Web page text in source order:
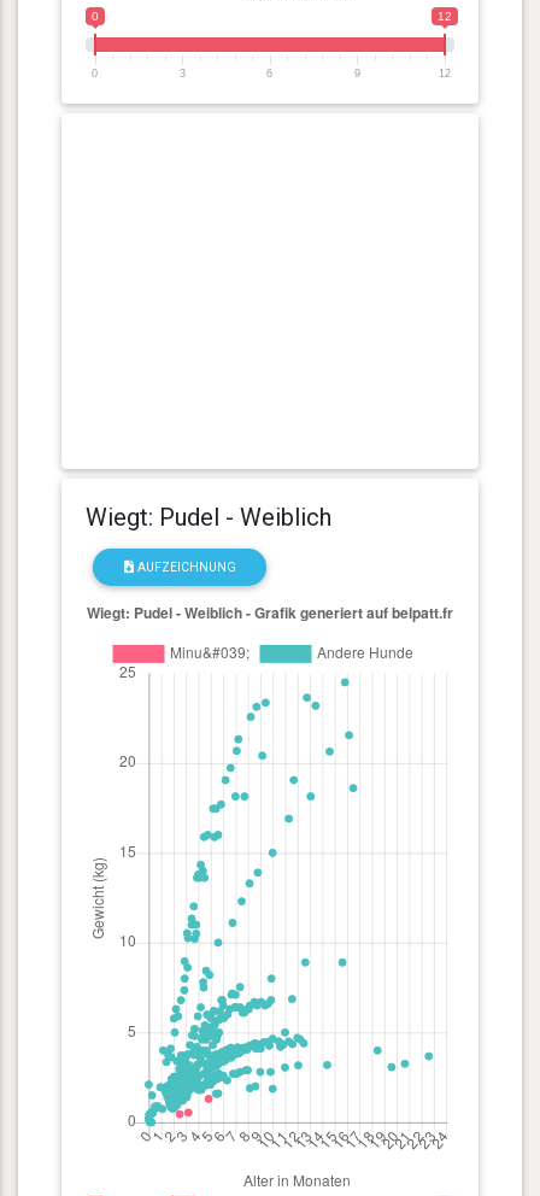
0 12
0 3 6 9 12
Wiegt: Pudel - Weiblich
AUFZEICHNUNG